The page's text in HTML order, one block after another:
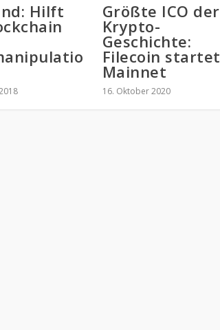
Hilft Größte ICO der
Krypto-
Geschichte:
Filecoin startet
Mainnet
16. Oktober 2020